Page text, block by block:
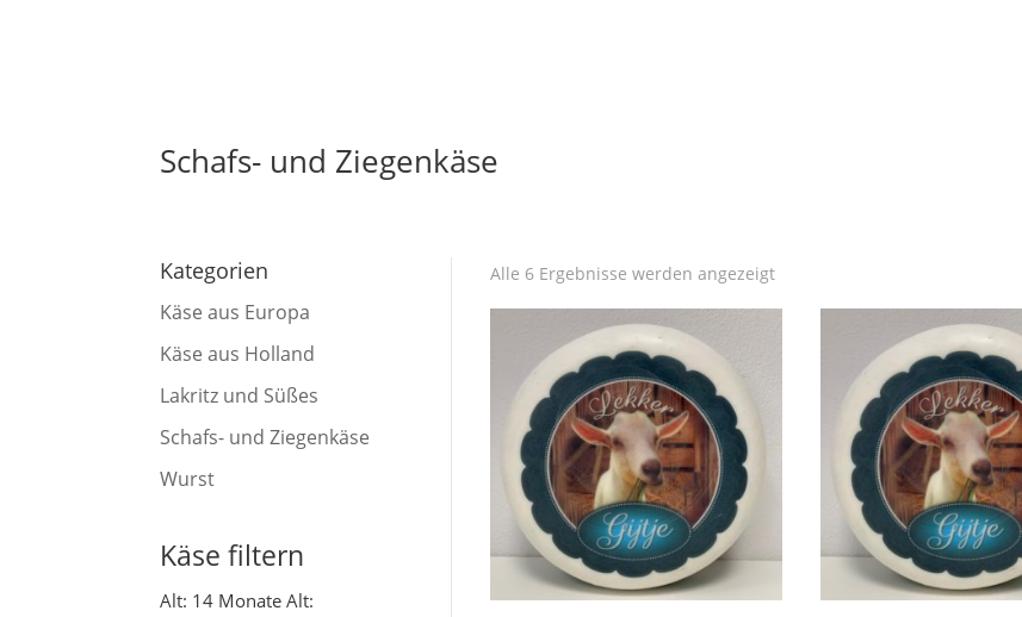
Schafs- und Ziegenkäse
Kategorien
Käse aus Europa
Käse aus Holland
Lakritz und Süßes
Schafs- und Ziegenkäse
Wurst
Käse filtern
Alt: 14 Monate Alt:
Alle 6 Ergebnisse werden angezeigtNach
Aktualität